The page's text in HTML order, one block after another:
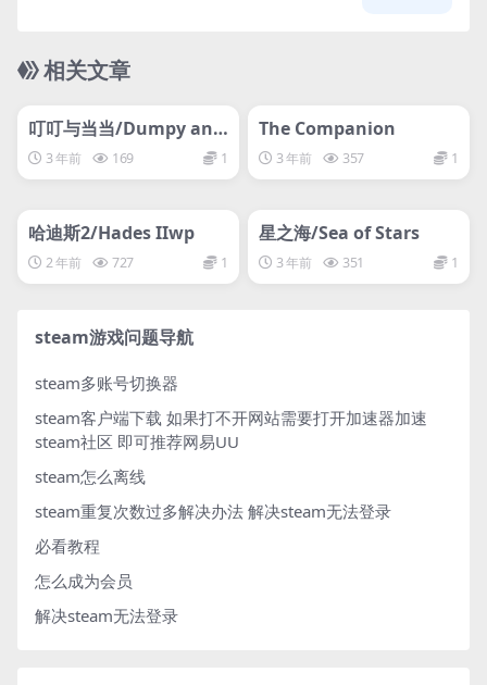
相关文章
叮叮与当当/Dumpy and
Bumpy
3 年前 169 1
The Companion
3 年前 357 1
网盘下载游戏
哈迪斯2/Hades IIwp
2 年前 727 1
星之海/Sea of Stars
3 年前 351 1
steam游戏问题导航
steam多账号切换器
steam客户端下载 如果打不开网站需要打开加速器加速
steam社区 即可推荐网易UU
steam怎么离线
steam重复次数过多解决办法 解决steam无法登录
必看教程
怎么成为会员
解决steam无法登录